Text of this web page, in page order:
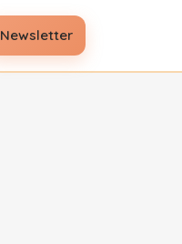
Newsletter